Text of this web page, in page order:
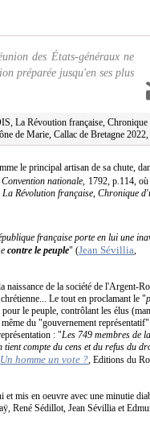
des États-généraux ne
préparée jusqu'en ses plus
La Révoution française, Chronique
de Marie, Callac de Bretagne
le principal artisan de sa chute,
nationale 1792, p.114,
La Révolution française, Chronique
française porte en lui une
contre le peuple" (Jean Sévillia
de la société de l'Argent-
Le tout en proclamant le "
le peuple, contrôlant les élus
du "gouvernement représentatif"
: "Les 749 membres de la
compte du cens et du refus du
Un homme un vote ? Editions du
mis en oeuvre avec une minutie
René Sédillot, Jean Sévillia et